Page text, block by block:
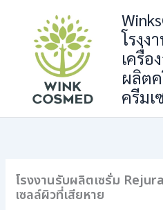
content
โรงง
เครื่อ
ผลิต
ครีมเ
โรงงานรับผลิตเซรั่ม
เซลล์ผิวที่เสียหาย